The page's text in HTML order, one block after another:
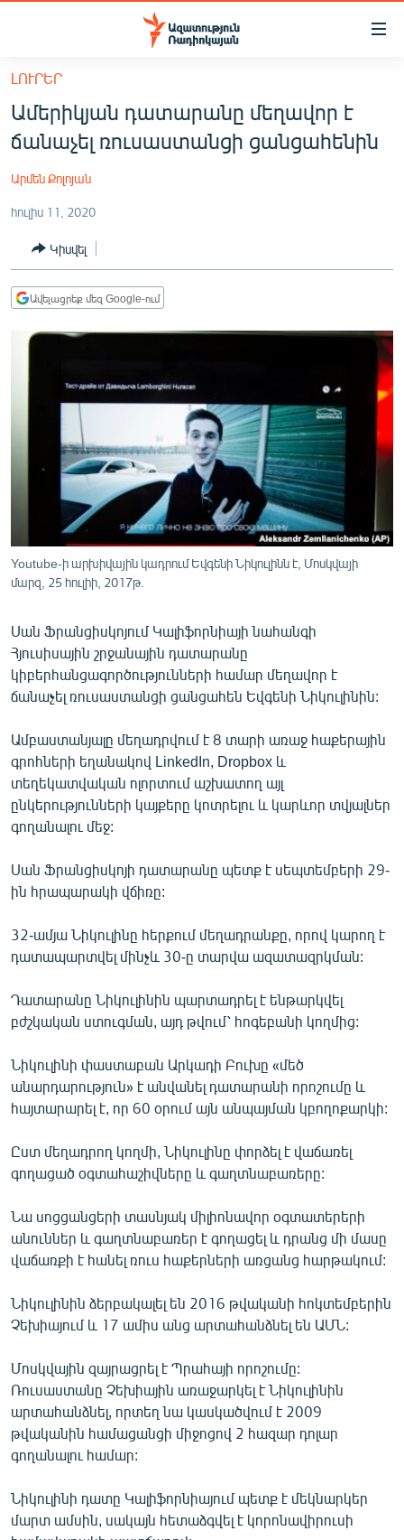
Մատչելիության
հիմնական
բովանդակությանը
Անցնել
հիմնական
մենյուին
ՀԱՅԱՍՏԱՆ
ՔԱՂԱՔԱԿԱՆ
ԸՆՏՐՈՒԹՅՈՒՆՆԵՐ 2026
ԻՐԱՎՈՒՆՔ
ՀԱՍԱՐԱԿՈՒԹՅՈՒՆ
ՏՆՏԵՍՈՒԹՅՈՒՆ
ՏԱՐԱԾԱՇՐՋԱՆ
ՄԻՋԱԶԳԱՅԻՆ
ՄՇԱԿՈՒՅԹ
ՍՊՈՐՏ
ՄԵԿՆԱԲԱՆՈՒԹՅՈՒՆ
ՏՏ ԵՒ ԻՆՏԵՐՆԵՏ
ԿՈՐՈՆԱՎԻՐՈՒՍ
ՏԵՍԱՆՅՈՒԹԵՐ
ԲԱՆԱՎԵՃ
ՓՈԴՔԱՍԹ
Հայերեն
English
«Ազատության» բոլոր կայքերը
ԼՈՒՐԵՐ
Ամերիկյան դատարանը մեղավոր է
ճանաչել ռուսաստանցի ցանցահենին
Արմեն Քոլոյան
հուլիս 11, 2020
Կիսվել
Ավելացրեք մեզ Google-ում
Youtube-ի արխիվային կադրում Եվգենի Նիկուլինն է, Մոսկվայի
մարզ, 25 հուլիի, 2017թ.
Սան Ֆրանցիսկոյում Կալիֆորնիայի նահանգի
Հյուսիսային շրջանային դատարանը
կիբերհանցագործությունների համար մեղավոր է
ճանաչել ռուսաստանցի ցանցահեն Եվգենի Նիկուլինին:
Ամբաստանյալը մեղադրվում է 8 տարի առաջ հաքերային
գրոհների եղանակով LinkedIn, Dropbox և
տեղեկատվական ոլորտում աշխատող այլ
ընկերությունների կայքերը կոտրելու և կարևոր տվյալներ
գողանալու մեջ:
Սան Ֆրանցիսկոյի դատարանը պետք է սեպտեմբերի 29-
ին հրապարակի վճիռը:
32-ամյա Նիկուլինը հերքում մեղադրանքը, որով կարող է
դատապարտվել մինչև 30-ը տարվա ազատազրկման:
Դատարանը Նիկուլինին պարտադրել է ենթարկվել
բժշկական ստուգման, այդ թվում՝ հոգեբանի կողմից:
Նիկուլինի փաստաբան Արկադի Բուխը «մեծ
անարդարություն» է անվանել դատարանի որոշումը և
հայտարարել է, որ 60 օրում այն անպայման կբողոքարկի:
Ըստ մեղադրող կողմի, Նիկուլինը փորձել է վաճառել
գողացած օգտահաշիվները և գաղտնաբառերը:
Նա սոցցանցերի տասնյակ միլիոնավոր օգտատերերի
անուններ և գաղտնաբառեր է գողացել և դրանց մի մասը
վաճառքի է հանել ռուս հաքերների առցանց հարթակում:
Նիկուլինին ձերբակալել են 2016 թվականի հոկտեմբերին
Չեխիայում և 17 ամիս անց արտահանձնել են ԱՄՆ:
Մոսկվային զայրացրել է Պրահայի որոշումը:
Ռուսաստանը Չեխիային առաջարկել է Նիկուլինին
արտահանձնել, որտեղ նա կասկածվում է 2009
թվականին համացանցի միջոցով 2 հազար դոլար
գողանալու համար:
Նիկուլինի դատը Կալիֆորնիայում պետք է մեկնարկեր
մարտ ամսին, սակայն հետաձգվել է կորոնավիրուսի